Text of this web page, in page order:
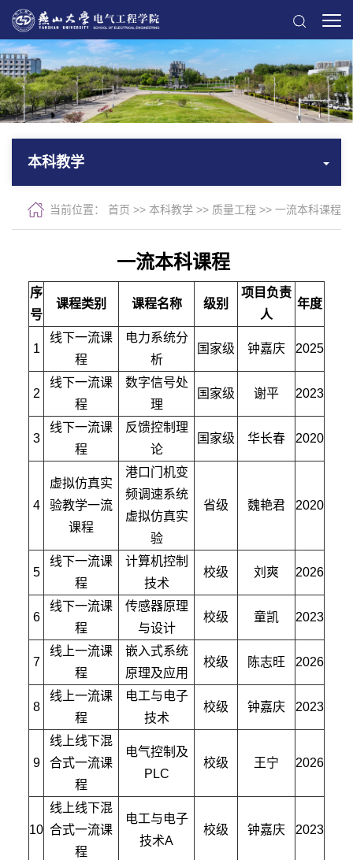
本科教学
当前位置： 首页 >> 本科教学 >> 质量工程 >> 一流本科课程
一流本科课程
序
号
课程类别 课程名称 级别
项目负责
人
年度
1
线下一流课
程
电力系统分
析
国家级 钟嘉庆 2025
2
线下一流课
程
数字信号处
理
国家级 谢平 2023
3
线下一流课
程
反馈控制理
论
国家级 华长春 2020
4
虚拟仿真实
验教学一流
课程
港口门机变
频调速系统
虚拟仿真实
验
省级 魏艳君 2020
5
线下一流课
程
计算机控制
技术
校级 刘爽 2026
6
线下一流课
程
传感器原理
与设计
校级 童凯 2023
7
线上一流课
程
嵌入式系统
原理及应用
校级 陈志旺 2026
8
线上一流课
程
电工与电子
技术
校级 钟嘉庆 2023
9
线上线下混
合式一流课
程
电气控制及
PLC
校级 王宁 2026
10
线上线下混
合式一流课
程
电工与电子
技术A
校级 钟嘉庆 2023